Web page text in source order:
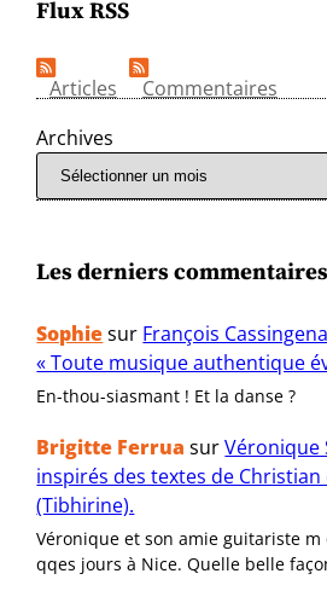
Flux RSS
Articles
Commentaires
Archives
Les derniers commentaires
Sophiesur François
« Toute musique authentique
En-thou-siasmant ! Et la danse ?
Brigitte Ferrua surVéronique
inspirés des textes de Christian
(Tibhirine).
Véronique et son amie guitariste
qqes jours à Nice. Quelle belle